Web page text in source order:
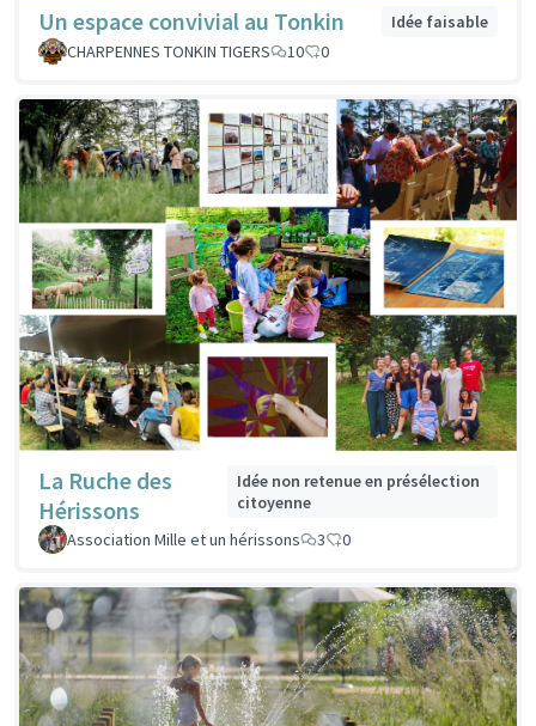
Un espace convivial au Tonkin
Idée faisable
CHARPENNES TONKIN TIGERS
10 0
La Ruche des
Hérissons
Idée non retenue en présélection
citoyenne
Association Mille et un hérissons
3 0